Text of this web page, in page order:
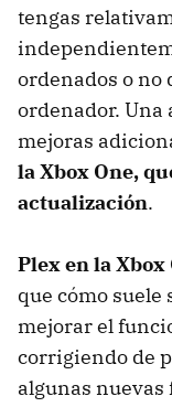
tengas
ordenados o no
ordenador. Una
mejoras
la Xbox One,
actualización.
Plex en la
que cómo
mejorar el
corrigiendo de
algunas nuevas